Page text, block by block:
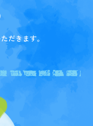
だきます。